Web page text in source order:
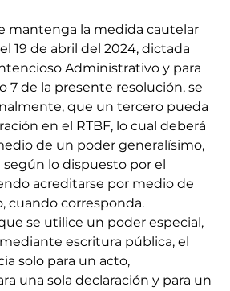
19 de abril del 2024, dictada
Administrativo y para
7 de la presente resolución, se
que un tercero pueda
en el RTBF, lo cual deberá
de un poder generalísimo,
lo dispuesto por el
acreditarse por medio de
cuando corresponda.
escritura pública, el
solo para un acto,
una sola declaración y para un